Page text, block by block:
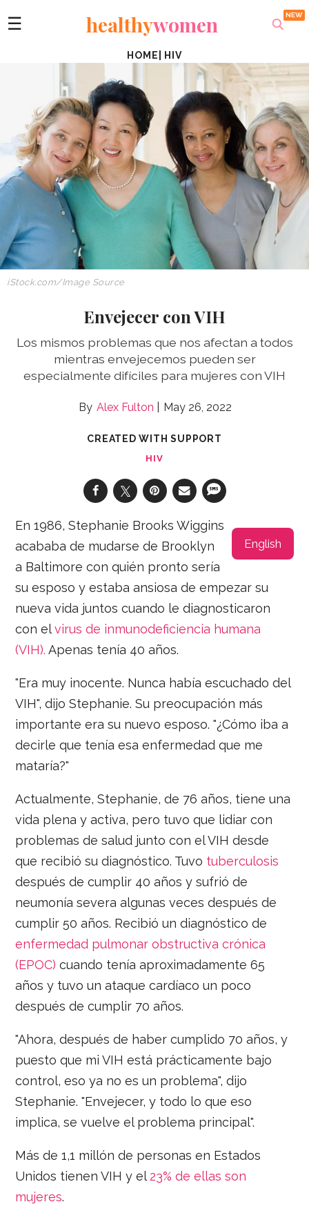
☰ healthywomen
HOME HIV
iStock.com/Image Source
Envejecer con VIH
Los mismos problemas que nos afectan a todos
mientras envejecemos pueden ser
especialmente difíciles para mujeres con VIH
Alex Fulton May 26, 2022
CREATED WITH SUPPORT
HIV
English
En 1986, Stephanie Brooks Wiggins
acababa de mudarse de Brooklyn
a Baltimore con quién pronto sería
su esposo y estaba ansiosa de empezar su
nueva vida juntos cuando le diagnosticaron
con elvirus de inmunodeficiencia humana
(VIH). Apenas tenía 40 años.
"Era muy inocente. Nunca había escuchado del
VIH", dijo Stephanie. Su preocupación más
importante era su nuevo esposo. "¿Cómo iba a
decirle que tenía esa enfermedad que me
mataría?"
Actualmente, Stephanie, de 76 años, tiene una
vida plena y activa, pero tuvo que lidiar con
problemas de salud junto con el VIH desde
que recibió su diagnóstico. Tuvo tuberculosis
después de cumplir 40 años y sufrió de
neumonía severa algunas veces después de
cumplir 50 años. Recibió un diagnóstico de
enfermedad pulmonar obstructiva crónica
(EPOC) cuando tenía aproximadamente 65
años y tuvo un ataque cardíaco un poco
después de cumplir 70 años.
"Ahora, después de haber cumplido 70 años, y
puesto que mi VIH está prácticamente bajo
control, eso ya no es un problema", dijo
Stephanie. "Envejecer, y todo lo que eso
implica, se vuelve el problema principal".
Más de 1,1 millón de personas en Estados
Unidos tienen VIH y el23% de ellas son
mujeres.